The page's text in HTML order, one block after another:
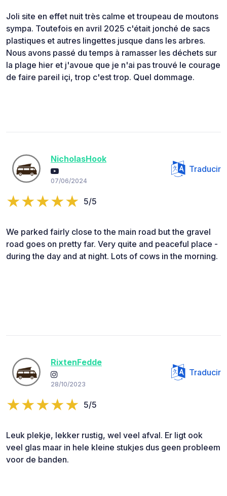
Joli site en effet nuit très calme et troupeau de moutons
sympa. Toutefois en avril 2025 c'était jonché de sacs
plastiques et autres lingettes jusque dans les arbres.
Nous avons passé du temps à ramasser les déchets sur
la plage hier et j'avoue que je n'ai pas trouvé le courage
de faire pareil içi, trop c'est trop. Quel dommage.
NicholasHook
07/06/2024
Traducir
5/5
We parked fairly close to the main road but the gravel
road goes on pretty far. Very quite and peaceful place -
during the day and at night. Lots of cows in the morning.
RixtenFedde
28/10/2023
Traducir
5/5
Leuk plekje, lekker rustig, wel veel afval. Er ligt ook
veel glas maar in hele kleine stukjes dus geen probleem
voor de banden.